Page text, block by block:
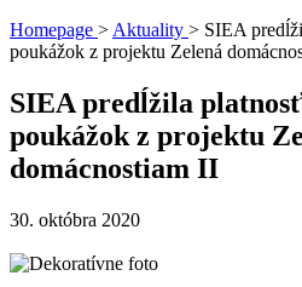
Homepage > Aktuality > SIEA
poukážok z projektu Zelená
SIEA predĺžila
poukážok z projektu
domácnostiam II
30. októbra 2020